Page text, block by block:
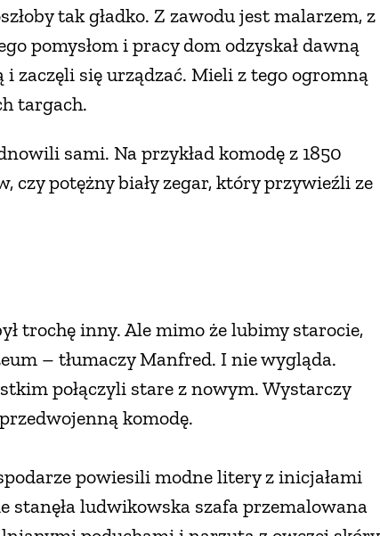
tak gładko. Z zawodu jest malarzem, z
pomysłom i pracy dom odzyskał dawną
zaczęli się urządzać. Mieli z tego ogromną
targach.
sami. Na przykład komodę z 1850
potężny biały zegar, który przywieźli ze
trochę inny. Ale mimo że lubimy starocie,
– tłumaczy Manfred. I nie wygląda.
połączyli stare z nowym. Wystarczy
komodę.
powiesili modne litery z inicjałami
stanęła ludwikowska szafa przemalowana